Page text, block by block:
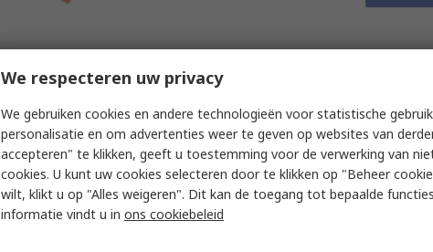
Op voorraad
RS PRO Insulated Crimp Blade
Terminal 13 mm Blade Length,
16 AWG to 14 AWG, Blue
RS-stocknr.178-7251
€ 8,00
Aantal
We respecteren uw privacy
We gebruiken cookies en andere technologieën voor statistische
personalisatie en om advertenties weer te geven op websites van
accepteren" te klikken, geeft u toestemming voor de verwerking van
cookies. U kunt uw cookies selecteren door te klikken op "Beheer
wilt, klikt u op "Alles weigeren". Dit kan de toegang tot bepaalde
informatie vindt u in ons cookiebeleid